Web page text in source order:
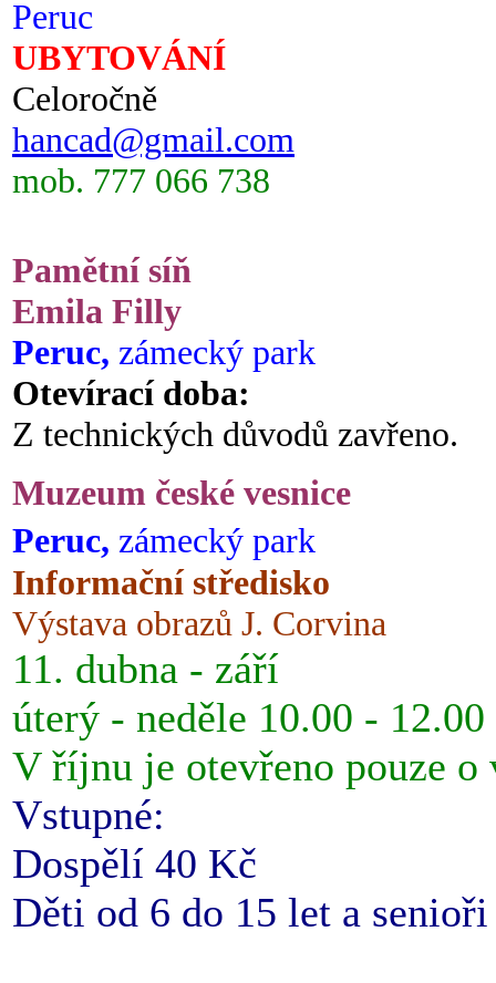
Peruc
UBYTOVÁNÍ
Celoročně
hancad@gmail.com
mob. 777 066 738
Pamětní síň
Emila Filly
Peruc, zámecký park
Otevírací doba:
Z technických důvodů zavřeno.
Muzeum české vesnice
Peruc, zámecký park
Informační středisko
Výstava obrazů J. Corvina
11. dubna - září
úterý - neděle 10.00 -
V říjnu je otevřeno pouze o
Vstupné:
Dospělí 40 Kč
Děti od 6 do 15 let a